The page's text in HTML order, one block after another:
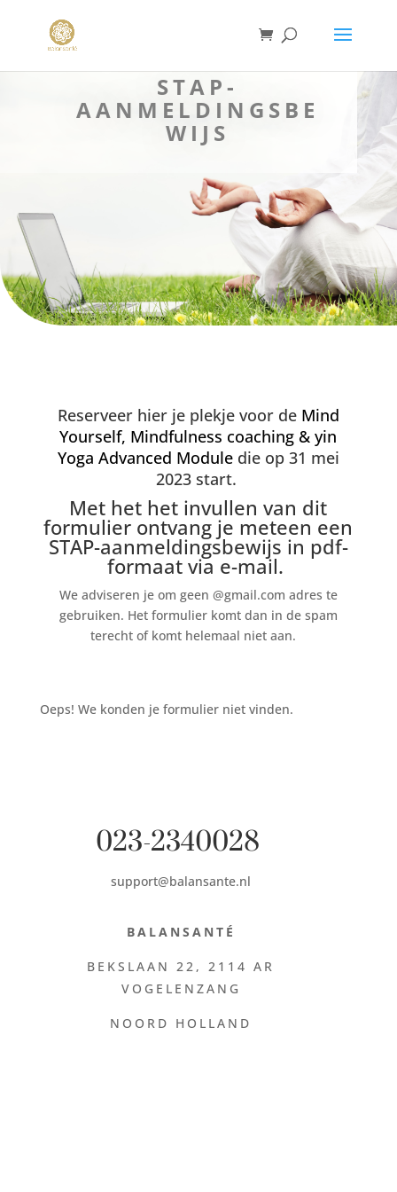
STAP-
AANMELDINGSBE
WIJS
Reserveer hier je plekje voor de Mind
Yourself, Mindfulness coaching & yin
Yoga Advanced Moduledie op 31 mei
2023 start.
Met het het invullen van dit
formulier ontvang je meteen een
STAP-aanmeldingsbewijs in pdf-
formaat via e-mail.
We adviseren je om geen @gmail.com adres te
gebruiken. Het formulier komt dan in de spam
terecht of komt helemaal niet aan.
Oeps! We konden je formulier niet vinden.
023-2340028
support@balansante.nl
BALANSANTÉ
BEKSLAAN 22, 2114 AR
VOGELENZANG
NOORD HOLLAND